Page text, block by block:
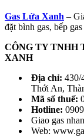
Gas Lửa Xanh –
đặt bình gas, bếp
CÔNG TY TNHH
XANH
Địa chỉ: 430/
Thới An,
Mã số thuế:
Hotline:
Giao gas
Web: